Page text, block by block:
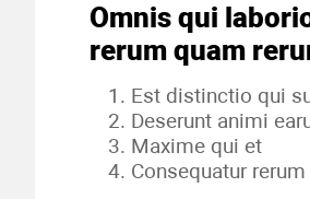
Omnis qui
rerum quam
Est distinctio qui
Deserunt animi
Maxime qui et
Consequatur